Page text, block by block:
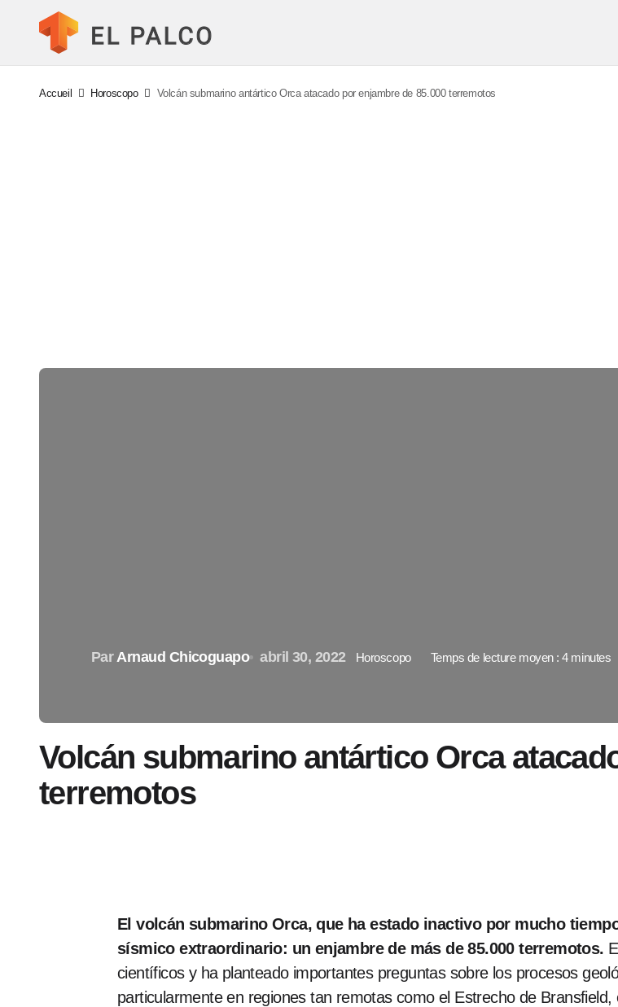
Accueil Horoscopo Volcán submarino antártico Orca atacado por enjambre de 85.000 terremotos
Par Arnaud Chicoguapo abril 30, 2022 Horoscopo Temps de lecture moyen : 4 minutes
Volcán submarino antártico Orca
terremotos
El volcán submarino Orca, que ha estado inactivo por mucho
sísmico extraordinario: un enjambre de más de 85.000 terremotos.
científicos y ha planteado importantes preguntas sobre los procesos
particularmente en regiones tan remotas como el Estrecho de Bransfield,